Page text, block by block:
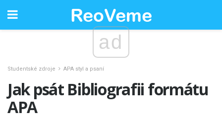
ad
Studentské zdroje APA styl a psaní
Jak psát Bibliografii formátu
APA